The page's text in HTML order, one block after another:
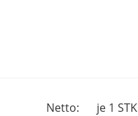
Netto: je 1 STK